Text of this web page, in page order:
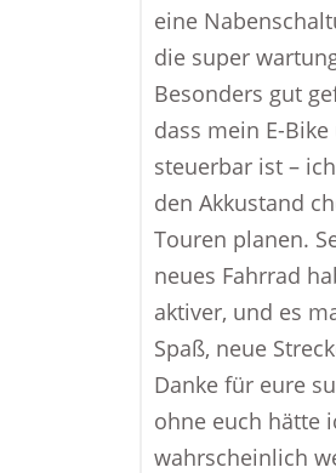
eine
die super
Besonders gut
dass mein E-
steuerbar ist –
den Akkustand
Touren planen.
neues Fahrrad
aktiver, und es
Spaß, neue
Danke für eure
ohne euch hätte
wahrscheinlich